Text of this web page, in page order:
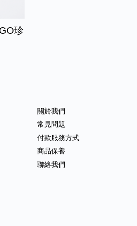
珍
關於我們
常見問題
付款服務方式
商品保養
聯絡我們